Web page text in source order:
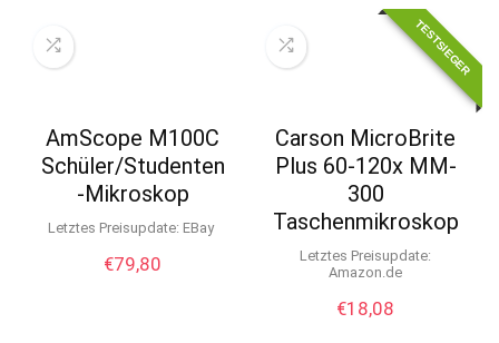
AmScope M100C
Schüler/Studenten
-Mikroskop
Letztes Preisupdate: eBay
€79,80
TESTSIEGER
Carson MicroBrite
Plus 60-120x MM-
300
Taschenmikroskop
Letztes Preisupdate:
Amazon.de
€18,08